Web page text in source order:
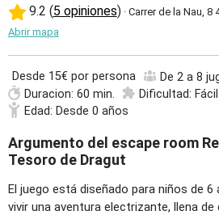
9.2 (5 opiniones)· Carrer de la Nau, 8
Abrir mapa
Desde 15€ por persona
De 2 a 8
Duracion: 60 min.
Dificultad: Fácil
Edad: Desde 0 años
Argumento del escape room
Tesoro de Dragut
El juego está diseñado para niños de 6
vivir una aventura electrizante, llena